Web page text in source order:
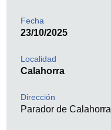
Fecha
23/10/2025
Localidad
Calahorra
Dirección
Parador de Calahorra